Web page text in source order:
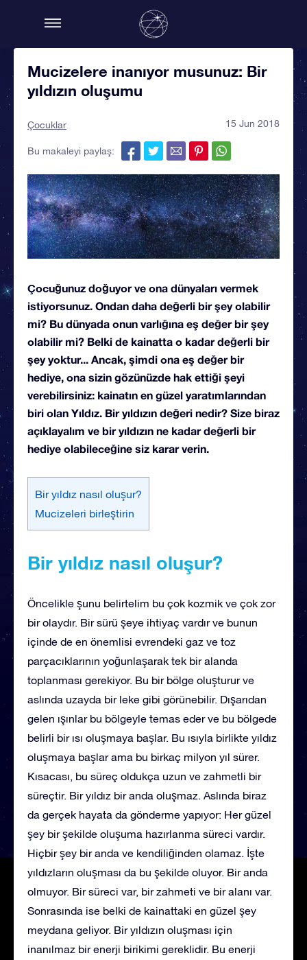
Mucizelere inanıyor musunuz: Bir
yıldızın oluşumu
Çocuklar 15 Jun 2018
Bu makaleyi paylaş:
Çocuğunuz doğuyor ve ona dünyaları vermek
istiyorsunuz. Ondan daha değerli bir şey olabilir
mi? Bu dünyada onun varlığına eş değer bir şey
olabilir mi? Belki de kainatta o kadar değerli bir
şey yoktur... Ancak, şimdi ona eş değer bir
hediye, ona sizin gözünüzde hak ettiği şeyi
verebilirsiniz: kainatın en güzel yaratımlarından
biri olan Yıldız. Bir yıldızın değeri nedir? Size biraz
açıklayalım ve bir yıldızın ne kadar değerli bir
hediye olabileceğine siz karar verin.
Bir yıldız nasıl oluşur?
Mucizeleri birleştirin
Bir yıldız nasıl oluşur?
Öncelikle şunu belirtelim bu çok kozmik ve çok zor
bir olaydır. Bir sürü şeye ihtiyaç vardır ve bunun
içinde de en önemlisi evrendeki gaz ve toz
parçacıklarının yoğunlaşarak tek bir alanda
toplanması gerekiyor. Bu bir bölge oluşturur ve
aslında uzayda bir leke gibi görünebilir. Dışarıdan
gelen ışınlar bu bölgeyle temas eder ve bu bölgede
belirli bir ısı oluşmaya başlar. Bu ısıyla birlikte yıldız
oluşmaya başlar ama bu birkaç milyon yıl sürer.
Kısacası, bu süreç oldukça uzun ve zahmetli bir
süreçtir. Bir yıldız bir anda oluşmaz. Aslında biraz
da gerçek hayata da gönderme yapıyor: Her güzel
şey bir şekilde oluşuma hazırlanma süreci vardır.
Hiçbir şey bir anda ve kendiliğinden olamaz. İşte
yıldızların oluşması da bu şekilde oluyor. Bir anda
olmuyor. Bir süreci var, bir zahmeti ve bir alanı var.
Sonrasında ise belki de kainattaki en güzel şey
meydana geliyor. Bir yıldızın oluşması için
inanılmaz bir enerji birikimi gereklidir. Bu enerji